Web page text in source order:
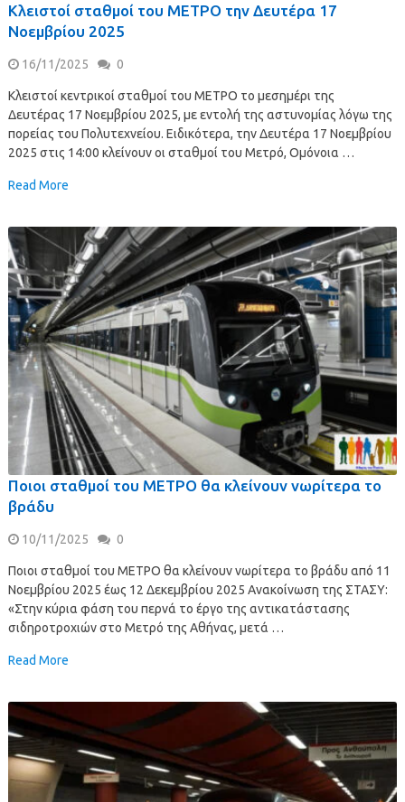
Κλειστοί σταθμοί του ΜΕΤΡΟ την Δευτέρα 17
Νοεμβρίου 2025
16/11/2025 0
Κλειστοί κεντρικοί σταθμοί του ΜΕΤΡΟ το μεσημέρι της
Δευτέρας 17 Νοεμβρίου 2025, με εντολή της αστυνομίας λόγω της
πορείας του Πολυτεχνείου. Ειδικότερα, την Δευτέρα 17 Νοεμβρίου
2025 στις 14:00 κλείνουν οι σταθμοί του Μετρό, Ομόνοια …
Read More
Ποιοι σταθμοί του ΜΕΤΡΟ θα κλείνουν νωρίτερα το
βράδυ
10/11/2025 0
Ποιοι σταθμοί του ΜΕΤΡΟ θα κλείνουν νωρίτερα το βράδυ από 11
Νοεμβρίου 2025 έως 12 Δεκεμβρίου 2025 Ανακοίνωση της ΣΤΑΣΥ:
«Στην κύρια φάση του περνά το έργο της αντικατάστασης
σιδηροτροχιών στο Μετρό της Αθήνας, μετά …
Read More